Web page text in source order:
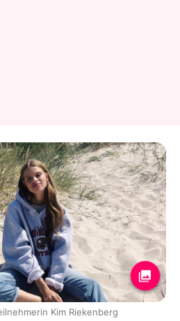
Kim Riekenberg